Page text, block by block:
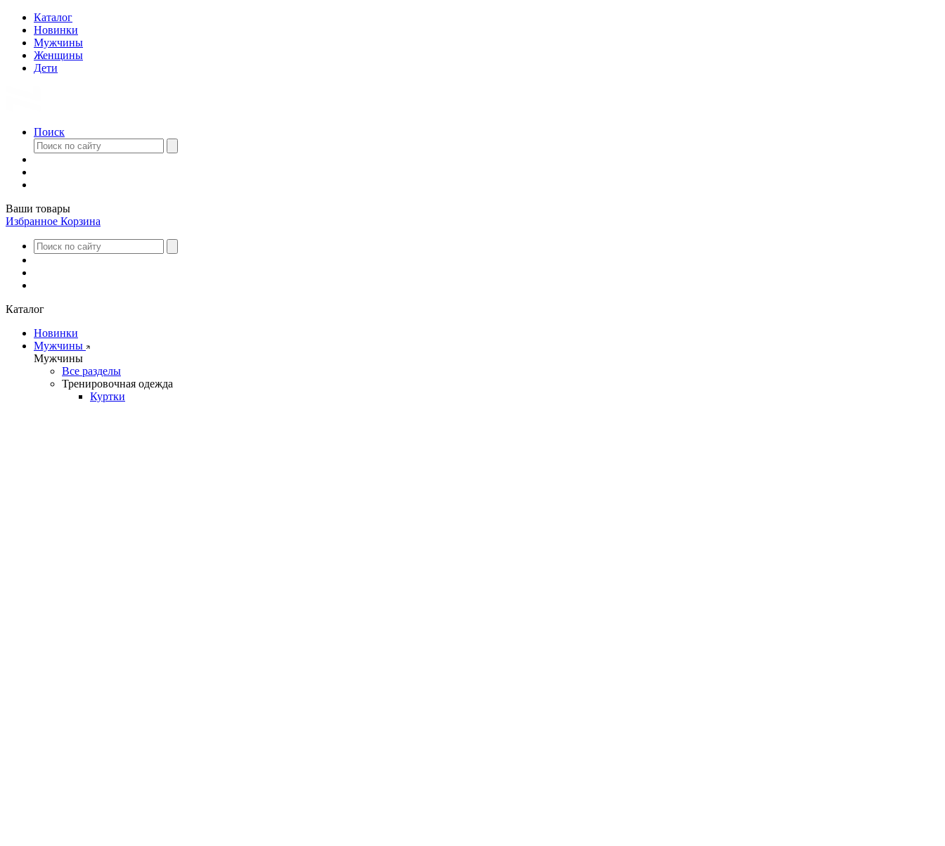
Каталог
Новинки
Мужчины
Женщины
Дети
Поиск
Ваши товары
Избранное Корзина
Каталог
Новинки
Мужчины
Мужчины
Все разделы
Тренировочная одежда
Куртки